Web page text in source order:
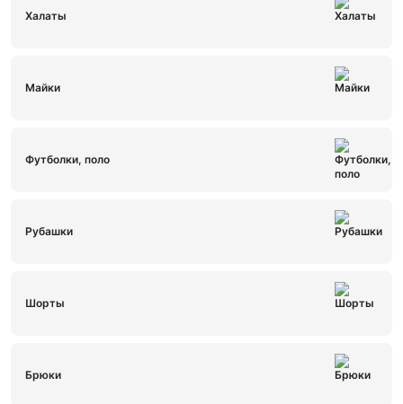
Халаты
Майки
Футболки, поло
Рубашки
Шорты
Брюки